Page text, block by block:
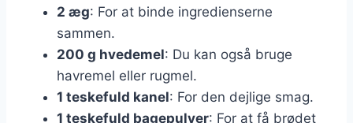
2 æg: For at binde ingredienserne
sammen.
200 g hvedemel: Du kan også bruge
havremel eller rugmel.
1 teskefuld kanel: For den dejlige smag.
1 teskefuld bagepulver: For at få brødet